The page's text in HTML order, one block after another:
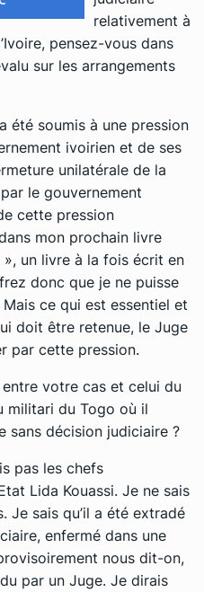
relativement à
pensez-vous dans
sur les arrangements
été soumis à une pression
ivoirien et de ses
unilatérale de la
le gouvernement
cette pression
mon prochain livre
un livre à la fois écrit en
donc que je ne puisse
ce qui est essentiel et
doit être retenue, le Juge
par cette pression.
votre cas et celui du
militari du Togo où il
sans décision judiciaire ?
pas les chefs
Lida Kouassi. Je ne sais
Je sais qu’il a été extradé
enfermé dans une
nous dit-on,
par un Juge. Je dirais